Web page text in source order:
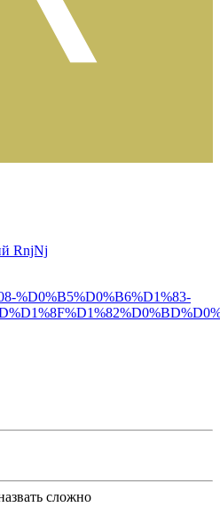
RnjNj
%D0%B5%D0%B6%D1%83-
сложно